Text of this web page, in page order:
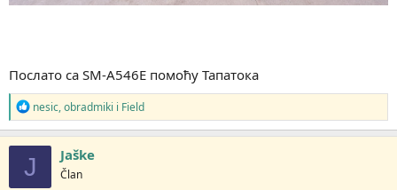
Послато са SM-A546E помоћу Тапатока
R
e
a
g
o
v
nesic,obradmiki i Field
J Jaške
Član